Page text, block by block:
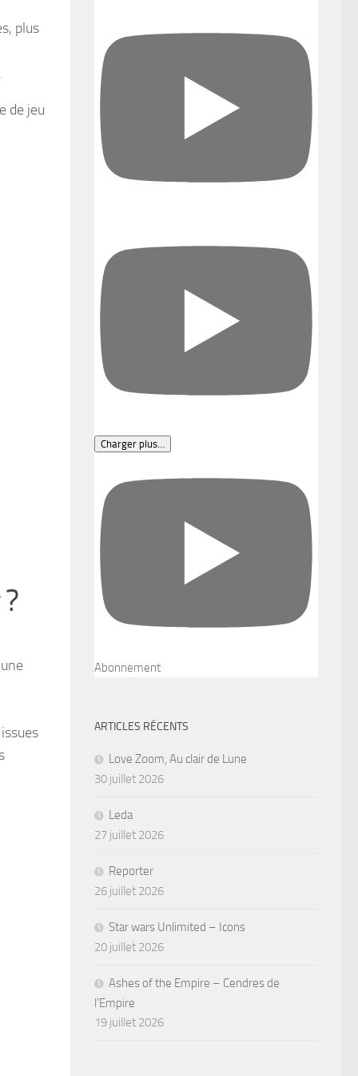
plus
de jeu
Charger plus…
Abonnement
ARTICLES RÉCENTS
Love Zoom, Au clair de Lune
30 juillet 2026
Leda
27 juillet 2026
Reporter
26 juillet 2026
Star wars Unlimited – Icons
20 juillet 2026
Ashes of the Empire – Cendres de
l’Empire
19 juillet 2026